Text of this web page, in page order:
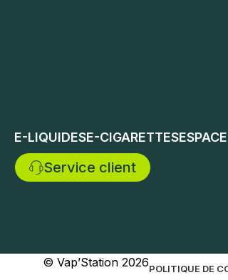
Choix des options
E-LIQUIDESE-CIGARETTES
Service client
© Vap’Station 2026POLITIQUE DE